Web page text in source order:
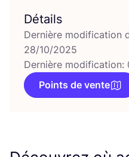
Détails
Dernière modification
28/10/2025
Dernière modification:
Points de vente